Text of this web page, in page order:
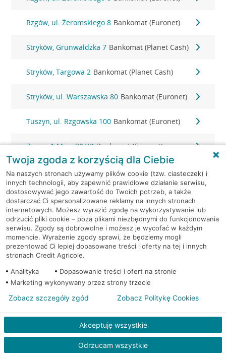
Rzgów, ul. Żeromskiego 8 Bankomat (Euronet)
Stryków, Grunwaldzka 7 Bankomat (Planet Cash)
Stryków, Targowa 2 Bankomat (Planet Cash)
Stryków, ul. Warszawska 80 Bankomat (Euronet)
Tuszyn, ul. Rzgowska 100 Bankomat (Euronet)
Zgierz, 1 Maja 30/40 Bankomat (Euronet)
Zgierz, 3-go maja 5a Bankomat (Planet Cash)
Zgierz, 3 Maja 4 Bankomat (Planet Cash)
Zgierz, 3 Maja 4 Bankomat (Planet Cash)
Zgierz, Armii Krajowej 2 Bankomat (Planet Cash)
Zgierz, Tuwima 20 Bankomat (Planet Cash)
Zgierz, ul. 3 Maja 4 Bankomat (Euronet)
Zgierz, ul. 3 Maja 4 Bankomat (Euronet)
Zgierz, ul. Armii Krajowej 10 Bankomat (Euronet)
Twoja zgoda z korzyścią dla Ciebie
Na naszych stronach używamy plików cookie (tzw. ciasteczek) i
innych technologii, aby zapewnić prawidłowe działanie serwisu,
dostosowywać jego zawartość do Twoich potrzeb, a także
dostarczać Ci spersonalizowane reklamy na innych stronach
internetowych. Możesz wyrazić zgodę na wykorzystywanie lub
odrzucić pliki cookie – poza plikami niezbędnymi do funkcjonowania
serwisu. Zgody są dobrowolne i możesz je wycofać w każdym
momencie. Wyrażenie zgody sprawi, że będziemy mogli
prezentować Ci lepiej dopasowane treści i oferty na tej i innych
stronach Credit Agricole.
Analityka
Dopasowanie treści i ofert na stronie
Marketing wykonywany przez strony trzecie
Akceptuję wszystkie
Odrzucam wszystkie
Zobacz szczegóły zgód Zobacz Politykę Cookies